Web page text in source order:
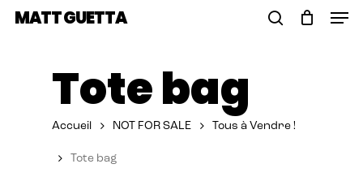
SkipMATT GUETTA
Tote bag
Accueil NOT FOR SALE Tous à Vendre !
Tote bag